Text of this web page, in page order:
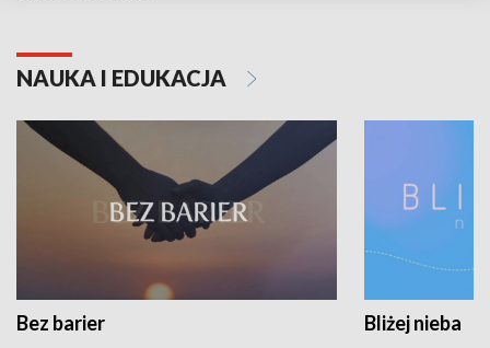
NAUKA I EDUKACJA
Bez barier Bliżej nieba